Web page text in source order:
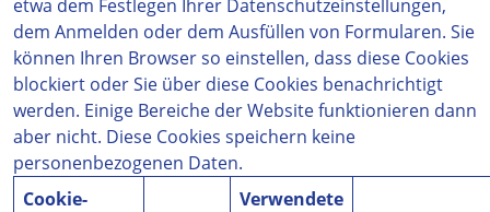
etwa dem Festlegen Ihrer Datenschutzeinstellungen,
dem Anmelden oder dem Ausfüllen von Formularen. Sie
können Ihren Browser so einstellen, dass diese Cookies
blockiert oder Sie über diese Cookies benachrichtigt
werden. Einige Bereiche der Website funktionieren dann
aber nicht. Diese Cookies speichern keine
personenbezogenen Daten.
Cookie-
Verwendete